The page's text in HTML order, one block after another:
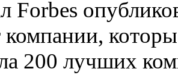
Forbes
компании,
200 лучших